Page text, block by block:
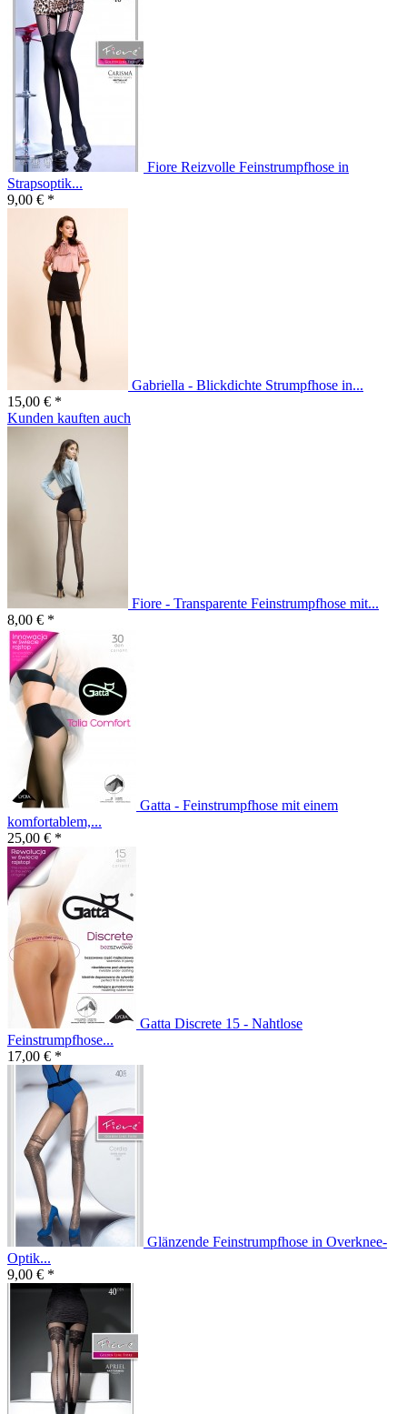
Fiore Reizvolle Feinstrumpfhose in
Strapsoptik...
9,00 € *
Gabriella - Blickdichte Strumpfhose in...
15,00 € *
Kunden kauften auch
Fiore - Transparente Feinstrumpfhose mit...
8,00 € *
Gatta - Feinstrumpfhose mit einem
komfortablem,...
25,00 € *
Gatta Discrete 15 - Nahtlose
Feinstrumpfhose...
17,00 € *
Glänzende Feinstrumpfhose in Overknee-
Optik...
9,00 € *